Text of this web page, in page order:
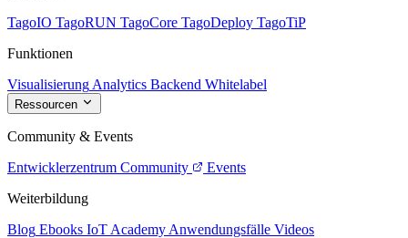
TagoIO TagoRUN TagoCore TagoDeploy TagoTiP
Funktionen
Visualisierung Analytics Backend Whitelabel
Ressourcen
Community & Events
Entwicklerzentrum Community
Events
Weiterbildung
Blog Ebooks IoT Academy Anwendungsfälle Videos